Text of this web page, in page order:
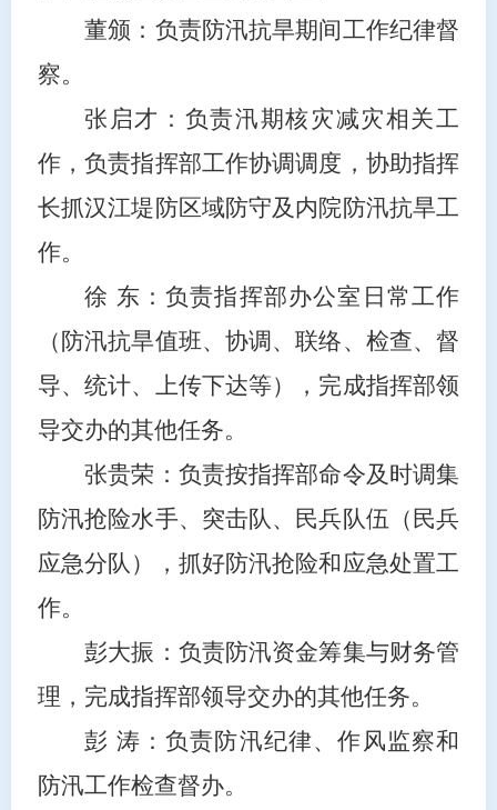
董颁：负责防汛抗旱期间工作纪律督
察。
张启才 ：负责汛期核灾减灾相关工
作 ，负责指挥部工作协调调度， 协助指挥
长抓汉江堤防区域防守及内院防汛抗旱工
作。
徐 东 ：负责指挥部办公室日常工作
（防汛抗旱值班、协调、联络、检查、督
导、统计、上传下达等），完成指挥部领
导交办的其他任务。
张贵荣：负责按指挥部命令及时调集
防汛抢险水手、 突击队、民兵队伍（民兵
应急分队），抓好防汛抢险和应急处置工
作。
彭大振：负责防汛资金筹集与财务管
理，完成指挥部领导交办的其他任务。
彭 涛：负责防汛纪律、作风监察和
防汛工作检查督办。